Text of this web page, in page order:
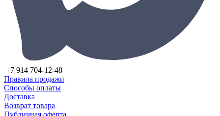
+7 914 704-12-48
Правила продажи
Способы оплаты
Доставка
Возврат товара